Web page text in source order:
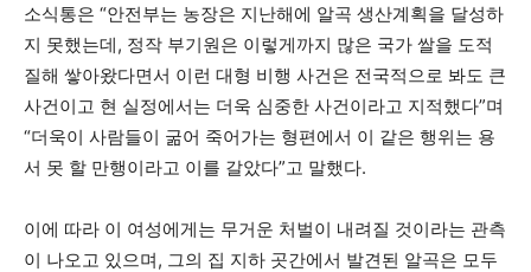
소식통은 “안전부는 농장은 지난해에 알곡 생산계획을 달성하
지 못했는데, 정작 부기원은 이렇게까지 많은 국가 쌀을 도적
질해 쌓아왔다면서 이런 대형 비행 사건은 전국적으로 봐도 큰
사건이고 현 실정에서는 더욱 심중한 사건이라고 지적했다”며
“더욱이 사람들이 굶어 죽어가는 형편에서 이 같은 행위는 용
서 못 할 만행이라고 이를 갈았다”고 말했다.
이에 따라 이 여성에게는 무거운 처벌이 내려질 것이라는 관측
이 나오고 있으며, 그의 집 지하 곳간에서 발견된 알곡은 모두